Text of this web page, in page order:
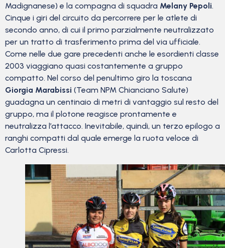
Madignanese) e la compagna di squadra Melany Pepoli.
Cinque i giri del circuito da percorrere per le atlete di
secondo anno, di cui il primo parzialmente neutralizzato
per un tratto di trasferimento prima del via ufficiale.
Come nelle due gare precedenti anche le esordienti classe
2003 viaggiano quasi costantemente a gruppo
compatto. Nel corso del penultimo giro la toscana
Giorgia Marabissi (Team NPM Chianciano Salute)
guadagna un centinaio di metri di vantaggio sul resto del
gruppo, ma il plotone reagisce prontamente e
neutralizza l’attacco. Inevitabile, quindi, un terzo epilogo a
ranghi compatti dal quale emerge la ruota veloce di
Carlotta Cipressi.